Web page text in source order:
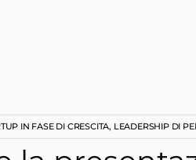
IN FASE DI CRESCITA, LEADERSHIP DI